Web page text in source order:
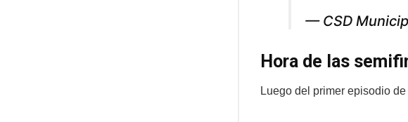
— CSD
Hora de las
Luego del primer episodio